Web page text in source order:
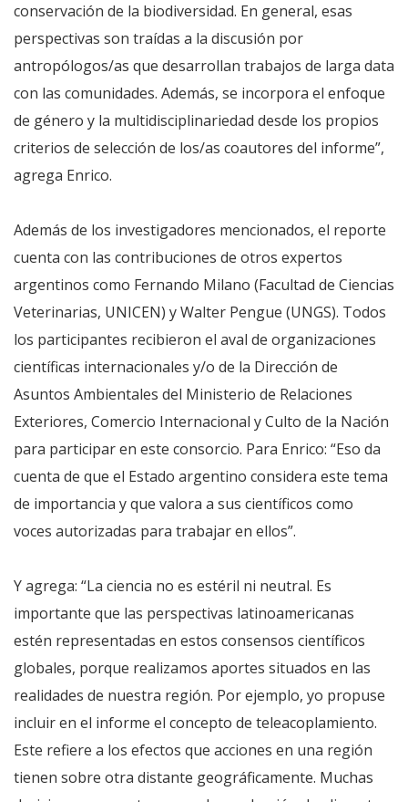
conservación de la biodiversidad. En general, esas
perspectivas son traídas a la discusión por
antropólogos/as que desarrollan trabajos de larga data
con las comunidades. Además, se incorpora el enfoque
de género y la multidisciplinariedad desde los propios
criterios de selección de los/as coautores del informe”,
agrega Enrico.
Además de los investigadores mencionados, el reporte
cuenta con las contribuciones de otros expertos
argentinos como Fernando Milano (Facultad de Ciencias
Veterinarias, UNICEN) y Walter Pengue (UNGS). Todos
los participantes recibieron el aval de organizaciones
científicas internacionales y/o de la Dirección de
Asuntos Ambientales del Ministerio de Relaciones
Exteriores, Comercio Internacional y Culto de la Nación
para participar en este consorcio. Para Enrico: “Eso da
cuenta de que el Estado argentino considera este tema
de importancia y que valora a sus científicos como
voces autorizadas para trabajar en ellos”.
Y agrega: “La ciencia no es estéril ni neutral. Es
importante que las perspectivas latinoamericanas
estén representadas en estos consensos científicos
globales, porque realizamos aportes situados en las
realidades de nuestra región. Por ejemplo, yo propuse
incluir en el informe el concepto de teleacoplamiento.
Este refiere a los efectos que acciones en una región
tienen sobre otra distante geográficamente. Muchas